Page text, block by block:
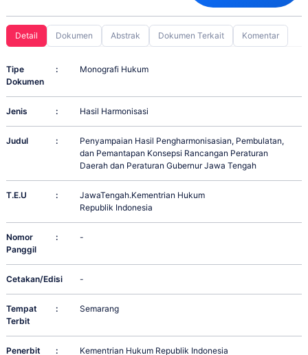
Detail Dokumen Abstrak Dokumen Terkait Komentar
Tipe
Dokumen
: Monografi Hukum
Jenis : Hasil Harmonisasi
Judul :
Penyampaian Hasil Pengharmonisasian, Pembulatan,
dan Pemantapan Konsepsi Rancangan Peraturan
Daerah dan Peraturan Gubernur Jawa Tengah
T.E.U :
JawaTengah.Kementrian Hukum
Republik Indonesia
Nomor
Panggil
: -
Cetakan/Edisi
: -
Tempat
Terbit
: Semarang
Penerbit : Kementrian Hukum Republik Indonesia